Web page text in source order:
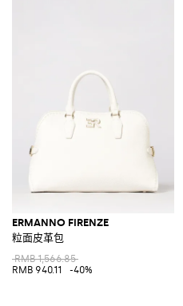
ERMANNO FIRENZE
粒面皮革包
RMB 1,566.85
RMB 940.11
-40%